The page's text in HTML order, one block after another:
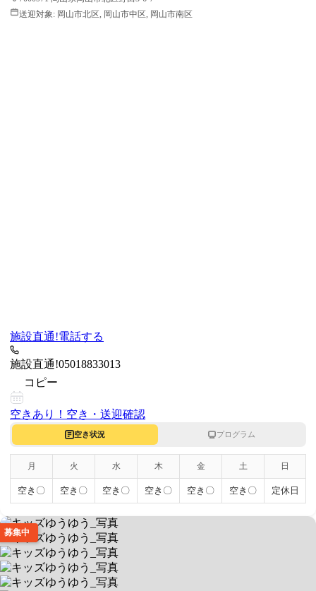
送迎対象: 岡山市北区, 岡山市中区, 岡山市南区
施設直通!電話する
施設直通!05018833013
コピー
空きあり！ 空き・送迎確認
空き状況 プログラム
月 火 水 木 金 土 日
空き〇 空き〇 空き〇 空き〇 空き〇 空き〇 定休日
募集中